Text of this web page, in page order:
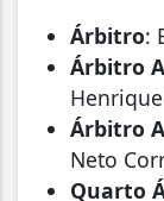
Árbitro:
Árbitro
Henrique
Árbitro
Neto
Quarto